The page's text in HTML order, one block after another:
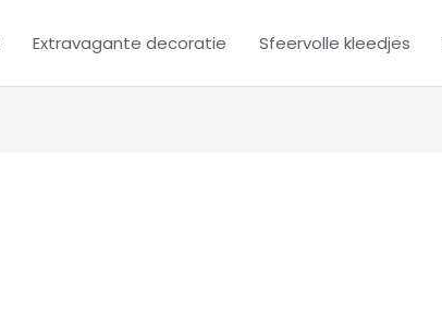
Extravagante decoratie Sfeervolle kleedjes